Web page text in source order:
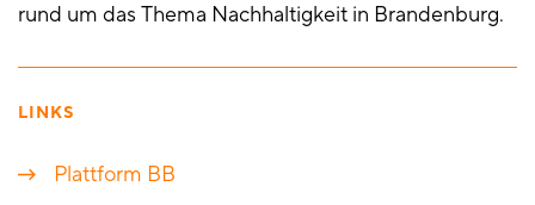
rund um das Thema Nachhaltigkeit in Brandenburg.
LINKS
Plattform BB